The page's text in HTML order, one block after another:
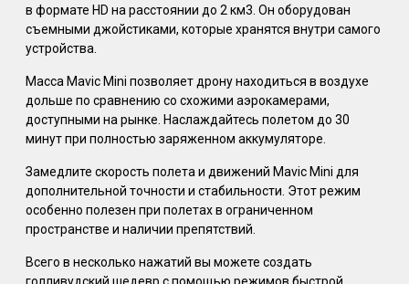
в формате HD на расстоянии до 2 км3. Он оборудован
съемными джойстиками, которые хранятся внутри самого
устройства.
Масса Mavic Mini позволяет дрону находиться в воздухе
дольше по сравнению со схожими аэрокамерами,
доступными на рынке. Наслаждайтесь полетом до 30
минут при полностью заряженном аккумуляторе.
Замедлите скорость полета и движений Mavic Mini для
дополнительной точности и стабильности. Этот режим
особенно полезен при полетах в ограниченном
пространстве и наличии препятствий.
Всего в несколько нажатий вы можете создать
голливудский шедевр с помощью режимов быстрой